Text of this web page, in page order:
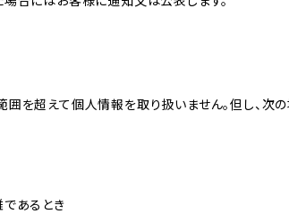
を超えて個人情報を取り扱いません。但し、次
あるとき